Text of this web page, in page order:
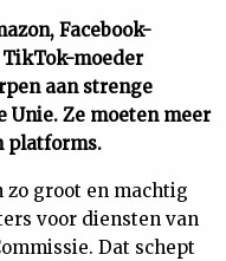
Facebook-
moeder
aan strenge
Unie. Ze moeten meer
platforms.
zo groot en machtig
voor diensten van
Dat schept